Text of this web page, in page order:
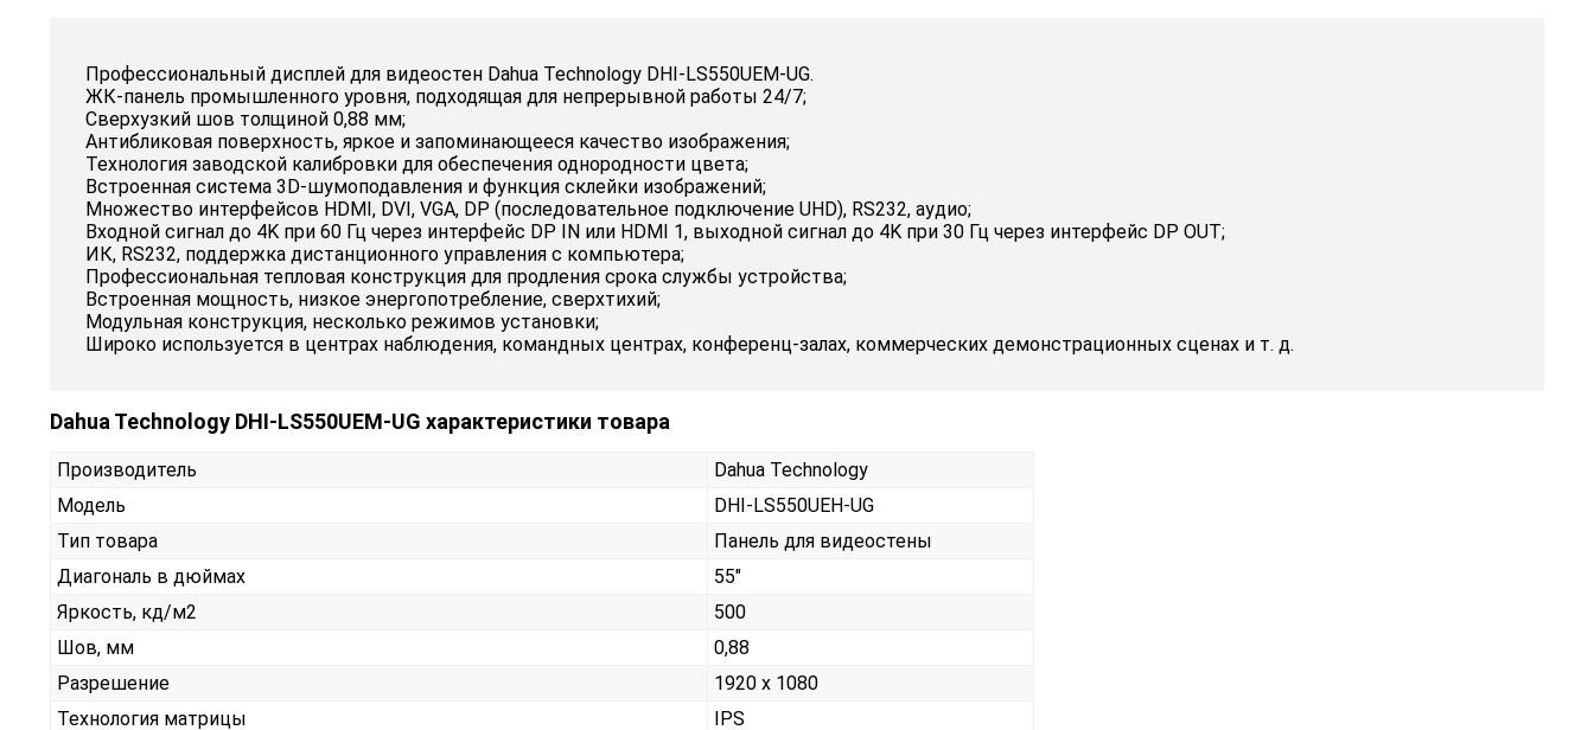
Профессиональный дисплей для видеостен Dahua Technology DHI-LS550UEM-UG.
ЖК-панель промышленного уровня, подходящая для непрерывной работы 24/7;
Сверхузкий шов толщиной 0,88 мм;
Антибликовая поверхность, яркое и запоминающееся качество изображения;
Технология заводской калибровки для обеспечения однородности цвета;
Встроенная система 3D-шумоподавления и функция склейки изображений;
Множество интерфейсов HDMI, DVI, VGA, DP (последовательное подключение UHD), RS232, аудио;
Входной сигнал до 4K при 60 Гц через интерфейс DP IN или HDMI 1, выходной сигнал до 4K при 30 Гц через интерфейс DP OUT;
ИК, RS232, поддержка дистанционного управления с компьютера;
Профессиональная тепловая конструкция для продления срока службы устройства;
Встроенная мощность, низкое энергопотребление, сверхтихий;
Модульная конструкция, несколько режимов установки;
Широко используется в центрах наблюдения, командных центрах, конференц-залах, коммерческих демонстрационных сценах и т. д.
Dahua Technology DHI-LS550UEM-UG характеристики товара
Производитель
Dahua Technology
Модель
DHI-LS550UEH-UG
Тип товара
Панель для видеостены
Диагональ в дюймах
55"
Яркость, кд/м2
500
Шов, мм
0,88
Разрешение
1920 x 1080
Технология матрицы
IPS